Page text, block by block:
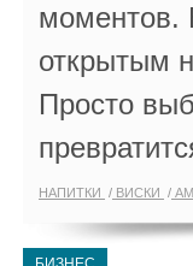
моментов.
открытым
Просто
НАПИТКИ ВИСКИ